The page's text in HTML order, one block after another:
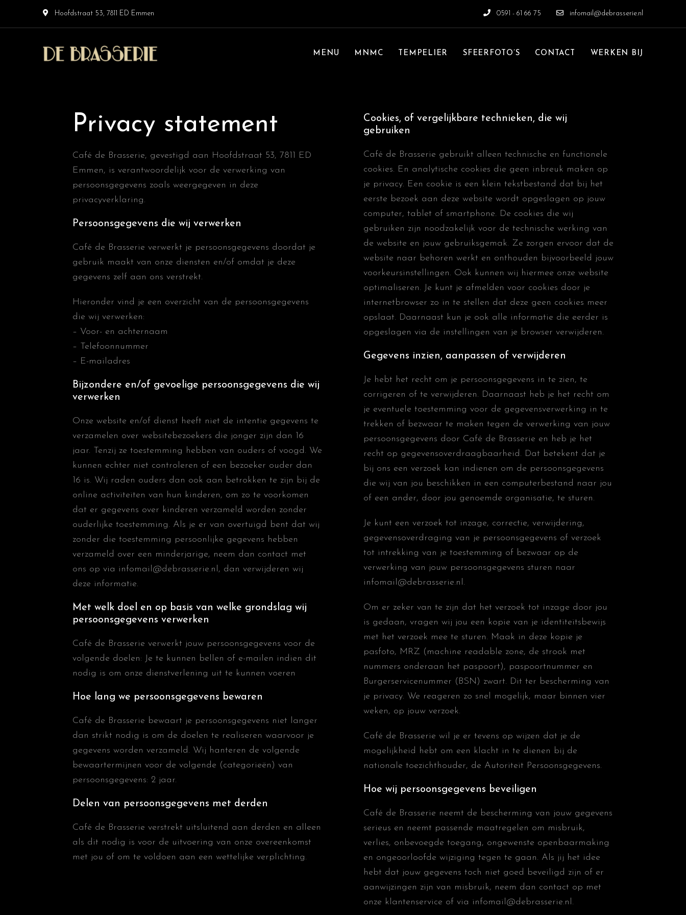
Hoofdstraat 53, 7811 ED Emmen 0591 - 61 66 75 infomail@debrasserie.nl
MENU MNMC TEMPELIER SFEERFOTO’S CONTACT WERKEN BIJ
Privacy statement
Café de Brasserie, gevestigd aan Hoofdstraat 53, 7811 ED
Emmen, is verantwoordelijk voor de verwerking van
persoonsgegevens zoals weergegeven in deze
privacyverklaring.
Persoonsgegevens die wij verwerken
Café de Brasserie verwerkt je persoonsgegevens doordat je
gebruik maakt van onze diensten en/of omdat je deze
gegevens zelf aan ons verstrekt.
Hieronder vind je een overzicht van de persoonsgegevens
die wij verwerken:
– Voor- en achternaam
– Telefoonnummer
– E-mailadres
Bijzondere en/of gevoelige persoonsgegevens die wij
verwerken
Onze website en/of dienst heeft niet de intentie gegevens te
verzamelen over websitebezoekers die jonger zijn dan 16
jaar. Tenzij ze toestemming hebben van ouders of voogd. We
kunnen echter niet controleren of een bezoeker ouder dan
16 is. Wij raden ouders dan ook aan betrokken te zijn bij de
online activiteiten van hun kinderen, om zo te voorkomen
dat er gegevens over kinderen verzameld worden zonder
ouderlijke toestemming. Als je er van overtuigd bent dat wij
zonder die toestemming persoonlijke gegevens hebben
verzameld over een minderjarige, neem dan contact met
ons op via infomail@debrasserie.nl, dan verwijderen wij
deze informatie.
Met welk doel en op basis van welke grondslag wij
persoonsgegevens verwerken
Café de Brasserie verwerkt jouw persoonsgegevens voor de
volgende doelen: Je te kunnen bellen of e-mailen indien dit
nodig is om onze dienstverlening uit te kunnen voeren
Hoe lang we persoonsgegevens bewaren
Café de Brasserie bewaart je persoonsgegevens niet langer
dan strikt nodig is om de doelen te realiseren waarvoor je
gegevens worden verzameld. Wij hanteren de volgende
bewaartermijnen voor de volgende (categorieën) van
persoonsgegevens: 2 jaar.
Delen van persoonsgegevens met derden
Café de Brasserie verstrekt uitsluitend aan derden en alleen
als dit nodig is voor de uitvoering van onze overeenkomst
met jou of om te voldoen aan een wettelijke verplichting.
Cookies, of vergelijkbare technieken, die wij
gebruiken
Café de Brasserie gebruikt alleen technische en functionele
cookies. En analytische cookies die geen inbreuk maken op
je privacy. Een cookie is een klein tekstbestand dat bij het
eerste bezoek aan deze website wordt opgeslagen op jouw
computer, tablet of smartphone. De cookies die wij
gebruiken zijn noodzakelijk voor de technische werking van
de website en jouw gebruiksgemak. Ze zorgen ervoor dat de
website naar behoren werkt en onthouden bijvoorbeeld jouw
voorkeursinstellingen. Ook kunnen wij hiermee onze website
optimaliseren. Je kunt je afmelden voor cookies door je
internetbrowser zo in te stellen dat deze geen cookies meer
opslaat. Daarnaast kun je ook alle informatie die eerder is
opgeslagen via de instellingen van je browser verwijderen.
Gegevens inzien, aanpassen of verwijderen
Je hebt het recht om je persoonsgegevens in te zien, te
corrigeren of te verwijderen. Daarnaast heb je het recht om
je eventuele toestemming voor de gegevensverwerking in te
trekken of bezwaar te maken tegen de verwerking van jouw
persoonsgegevens door Café de Brasserie en heb je het
recht op gegevensoverdraagbaarheid. Dat betekent dat je
bij ons een verzoek kan indienen om de persoonsgegevens
die wij van jou beschikken in een computerbestand naar jou
of een ander, door jou genoemde organisatie, te sturen.
Je kunt een verzoek tot inzage, correctie, verwijdering,
gegevensoverdraging van je persoonsgegevens of verzoek
tot intrekking van je toestemming of bezwaar op de
verwerking van jouw persoonsgegevens sturen naar
infomail@debrasserie.nl.
Om er zeker van te zijn dat het verzoek tot inzage door jou
is gedaan, vragen wij jou een kopie van je identiteitsbewijs
met het verzoek mee te sturen. Maak in deze kopie je
pasfoto, MRZ (machine readable zone, de strook met
nummers onderaan het paspoort), paspoortnummer en
Burgerservicenummer (BSN) zwart. Dit ter bescherming van
je privacy. We reageren zo snel mogelijk, maar binnen vier
weken, op jouw verzoek.
Café de Brasserie wil je er tevens op wijzen dat je de
mogelijkheid hebt om een klacht in te dienen bij de
nationale toezichthouder, de Autoriteit Persoonsgegevens.
Hoe wij persoonsgegevens beveiligen
Café de Brasserie neemt de bescherming van jouw gegevens
serieus en neemt passende maatregelen om misbruik,
verlies, onbevoegde toegang, ongewenste openbaarmaking
en ongeoorloofde wijziging tegen te gaan. Als jij het idee
hebt dat jouw gegevens toch niet goed beveiligd zijn of er
aanwijzingen zijn van misbruik, neem dan contact op met
onze klantenservice of via infomail@debrasserie.nl.